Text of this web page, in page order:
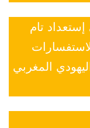
تام
المغربي